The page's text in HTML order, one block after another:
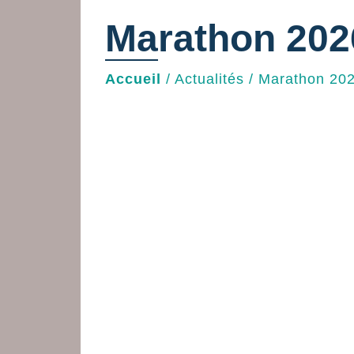
Marathon
Accueil / Actualités / Marathon